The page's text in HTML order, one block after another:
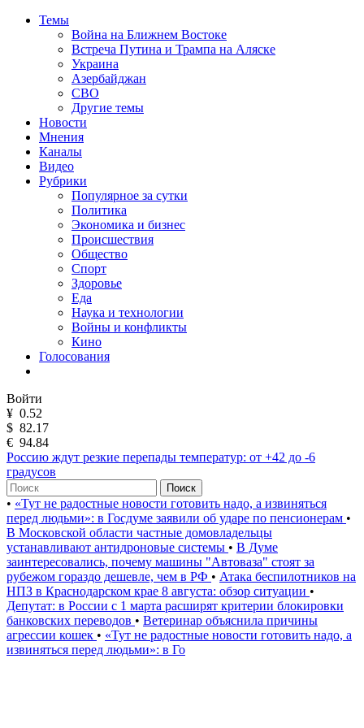
Темы
Война на Ближнем Востоке
Встреча Путина и Трампа на Аляске
Украина
Азербайджан
СВО
Другие темы
Новости
Мнения
Каналы
Видео
Рубрики
Популярное за сутки
Политика
Экономика и бизнес
Происшествия
Общество
Спорт
Здоровье
Еда
Наука и технологии
Войны и конфликты
Кино
Голосования
Войти
¥ 0.52
$ 82.17
€ 94.84
Россию ждут резкие перепады температур: от +42 до -6
градусов
Поиск
• «Тут не радостные новости готовить надо, а извиняться
перед людьми»: в Госдуме заявили об ударе по пенсионерам •
В Московской области частные домовладельцы
устанавливают антидроновые системы • В Думе
заинтересовались, почему машины "Автоваза" стоят за
рубежом гораздо дешевле, чем в РФ • Атака беспилотников на
НПЗ в Краснодарском крае 8 августа: обзор ситуации •
Депутат: в России с 1 марта расширят критерии блокировки
банковских переводов • Ветеринар объяснила причины
агрессии кошек • «Тут не радостные новости готовить надо, а
извиняться перед людьми»: в Го